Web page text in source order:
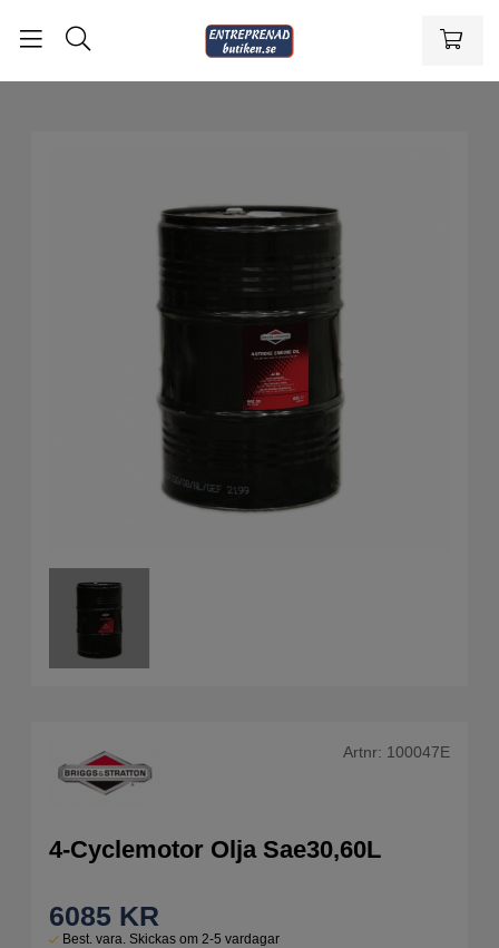
Artnr: 100047E
4-Cyclemotor Olja Sae30,60L
6085 KR
Best. vara. Skickas om 2-5 vardagar